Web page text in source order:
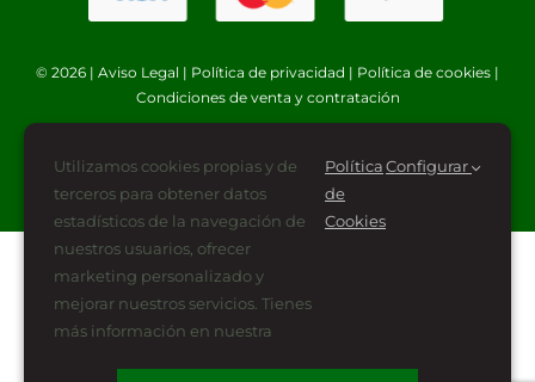
© 2026 | Aviso Legal | Política de privacidad | Política de cookies |
Condiciones de venta y contratación
Utilizamos cookies propias y de
terceros para obtener datos
estadísticos de la navegación de
nuestros usuarios, ofrecer
marketing personalizado y
mejorar nuestros servicios. Tienes
más información en nuestra
Política
de
Cookies
Configurar